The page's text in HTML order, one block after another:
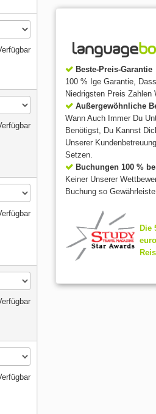
Beste-Preis-Garantie
100 % Ige Garantie,
Niedrigsten Preis Zahlen
Außergewöhnliche
Wann Auch Immer Du
Benötigst, Du Kannst
Unserer
Setzen.
Buchungen 100 %
Keiner Unserer
Buchung so
Die